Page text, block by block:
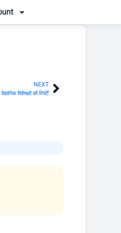
NEXT
विशेषज्ञों की रिपोर्टेंNext